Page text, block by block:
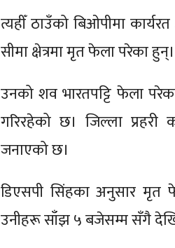
त्यहीँ ठाउँको बिओपीमा
सीमा क्षेत्रमा मृत फेला परेका हुन्।
उनको शव भारतपट्टि फेला
गरिरहेको छ। जिल्ला
जनाएको छ।
डिएसपी सिंहका अनुसार मृत
उनीहरू साँझ ५ बजेसम्म सँगै